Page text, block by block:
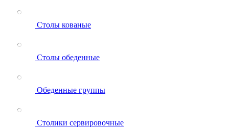
Столы кованые
Столы обеденные
Обеденные группы
Столики сервировочные